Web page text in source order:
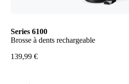
Series 6100
Brosse à dents rechargeable
139,99 €